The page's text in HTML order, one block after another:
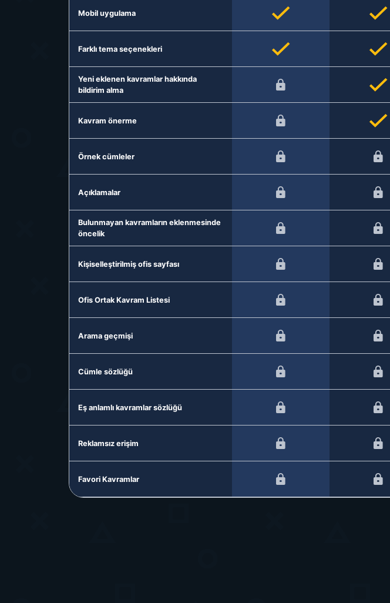
Mobil uygulama
Farklı tema seçenekleri
Yeni eklenen kavramlar hakkında
bildirim alma
Kavram önerme
Örnek cümleler
Açıklamalar
Bulunmayan kavramların eklenmesinde
öncelik
Kişiselleştirilmiş ofis sayfası
Ofis Ortak Kavram Listesi
Arama geçmişi
Cümle sözlüğü
Eş anlamlı kavramlar sözlüğü
Reklamsız erişim
Favori Kavramlar